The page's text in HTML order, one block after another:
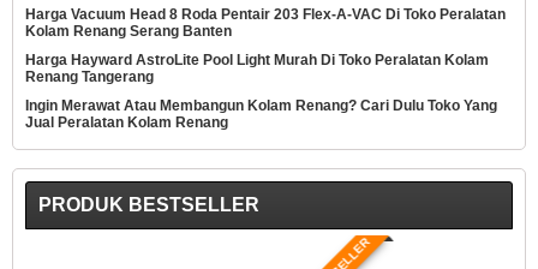
Harga Vacuum Head 8 Roda Pentair 203 Flex-A-VAC Di Toko Peralatan
Kolam Renang Serang Banten
Harga Hayward AstroLite Pool Light Murah Di Toko Peralatan Kolam
Renang Tangerang
Ingin Merawat Atau Membangun Kolam Renang? Cari Dulu Toko Yang
Jual Peralatan Kolam Renang
PRODUK BESTSELLER